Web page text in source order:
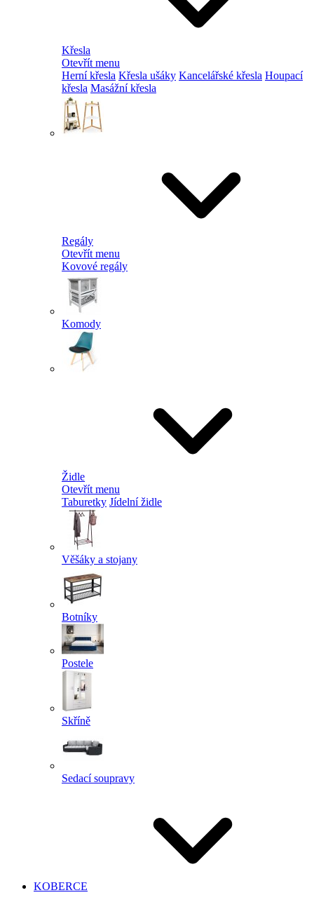
Křesla
Otevřít menu
Herní křesla Křesla ušáky Kancelářské křesla Houpací
křesla Masážní křesla
Regály
Otevřít menu
Kovové regály
Komody
Židle
Otevřít menu
Taburetky Jídelní židle
Věšáky a stojany
Botníky
Postele
Skříně
Sedací soupravy
KOBERCE